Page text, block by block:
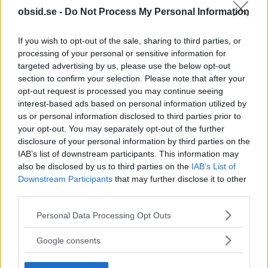
obsid.se - Do Not Process My Personal Information
If you wish to opt-out of the sale, sharing to third parties, or
processing of your personal or sensitive information for
targeted advertising by us, please use the below opt-out
section to confirm your selection. Please note that after your
opt-out request is processed you may continue seeing
interest-based ads based on personal information utilized by
us or personal information disclosed to third parties prior to
your opt-out. You may separately opt-out of the further
disclosure of your personal information by third parties on the
IAB’s list of downstream participants. This information may
also be disclosed by us to third parties on the IAB’s List of
Downstream Participants that may further disclose it to other
Please note that this website/app uses one or more Google
not limited to your visit or usage behaviour. You may click to
use your data for below specified purposes in below Google
Personal Data Processing Opt Outs
Google consents
TAGGAR Outfits
Föregående artikel
11 Roliga Skyltar Som Har
Ett Space Att Tacka
Nästa artikel
Vad Får Man Inte Äta När
Man Är Gravid?